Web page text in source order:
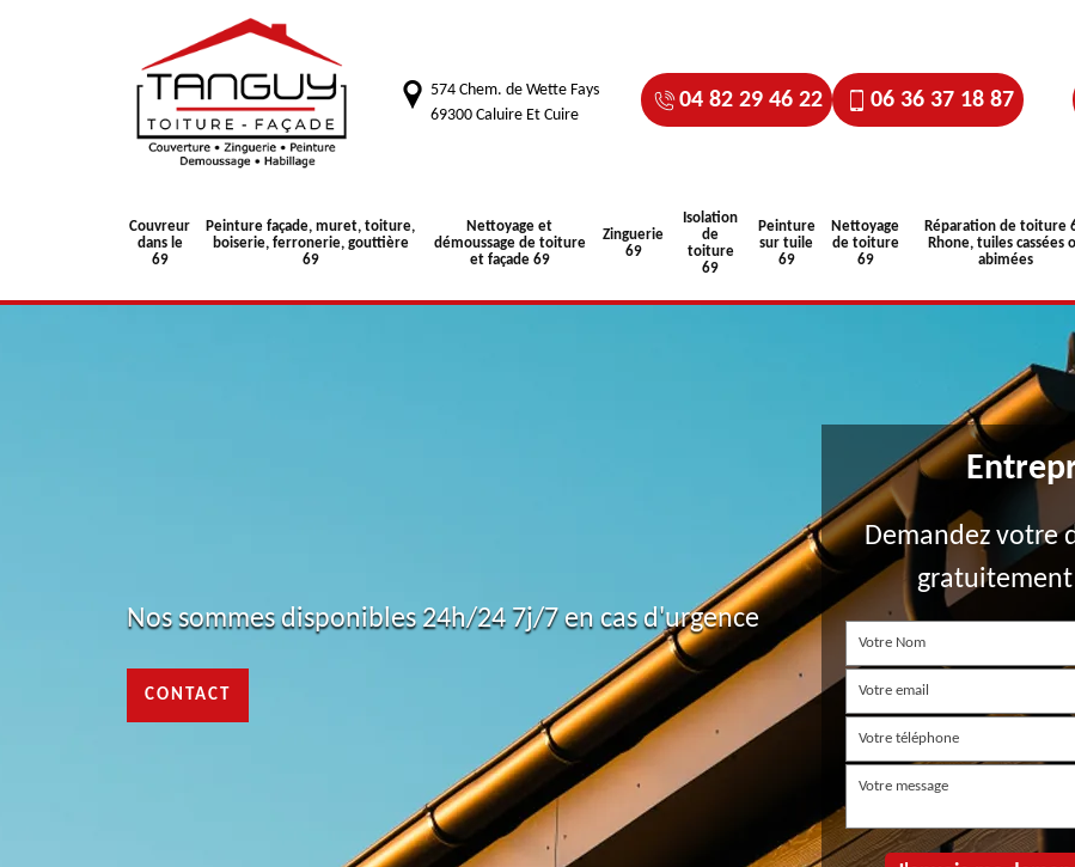
574 Chem. de Wette Fays
69300 Caluire Et Cuire
04 82 29 46 22 06 36 37 18 87
Couvreur
dans le
69
Peinture façade, muret, toiture,
boiserie, ferronerie, gouttière
69
Nettoyage et
démoussage de toiture
et façade 69
Zinguerie
69
Isolation
de
toiture
69
Peinture
sur tuile
69
Nettoyage
de toiture
69
Réparation de toiture
Rhone, tuiles cassées
abimées
Nos sommes disponibles 24h/24 7j/7 en cas d'urgence
CONTACT
Demandez votre
gratuitement